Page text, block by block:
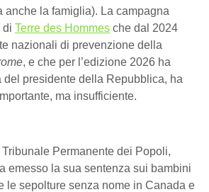
anche la famiglia). La campagna
di Terre des Hommes che dal 2024
nazionali di prevenzione della
, e che per l’edizione 2026 ha
del presidente della Repubblica, ha
ma insufficiente.
Tribunale Permanente dei Popoli,
emesso la sua sentenza sui bambini
le sepolture senza nome in Canada e